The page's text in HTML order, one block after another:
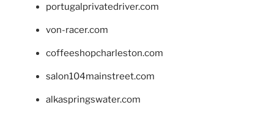
portugalprivatedriver.com
von-racer.com
coffeeshopcharleston.com
salon104mainstreet.com
alkaspringswater.com